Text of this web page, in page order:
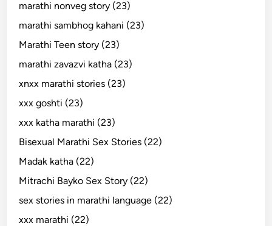
marathi nonveg story (23)
marathi sambhog kahani (23)
Marathi Teen story (23)
marathi zavazvi katha (23)
xnxx marathi stories (23)
xxx goshti (23)
xxx katha marathi (23)
Bisexual Marathi Sex Stories (22)
Madak katha (22)
Mitrachi Bayko Sex Story (22)
sex stories in marathi language (22)
xxx marathi (22)